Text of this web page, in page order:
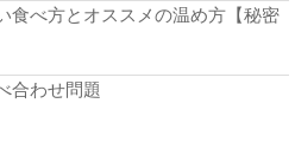
食べ方とオススメの温め方【秘密
合わせ問題